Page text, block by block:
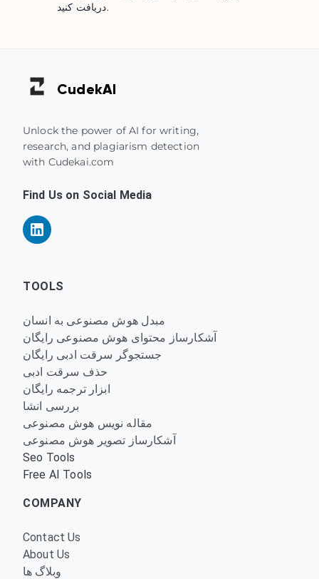
دریافت کنید.
CudekAI
Unlock the power of AI for writing,
research, and plagiarism detection
with Cudekai.com
Find Us on Social Media
TOOLS
مبدل هوش مصنوعی به انسان
آشکارساز محتوای هوش مصنوعی رایگان
جستجوگر سرقت ادبی رایگان
حذف سرقت ادبی
ابزار ترجمه رایگان
بررسی انشا
مقاله نویس هوش مصنوعی
آشکارساز تصویر هوش مصنوعی
Seo Tools
Free AI Tools
COMPANY
Contact Us
About Us
وبلاگ ها